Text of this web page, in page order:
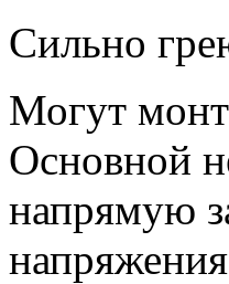
Сильно
Могут
Основной
напрямую